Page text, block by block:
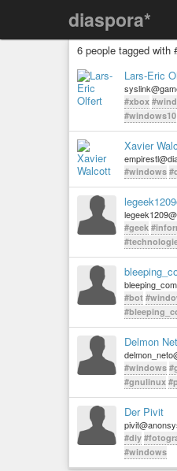
diaspora*
6 people tagged with
Lars-Eric
#xbox
#windows10
Xavier
#windows
#geek
#bot
Delmon
#windows
#gnulinux
Der Pivit
#diy
#windows